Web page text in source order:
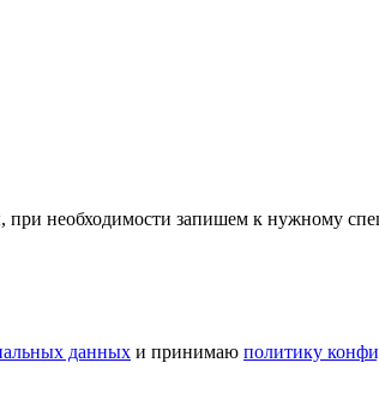
необходимости запишем к нужному
данных и принимаю политику